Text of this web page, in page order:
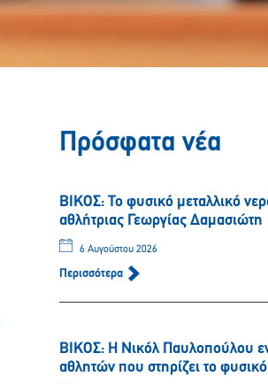
Πρόσφατα νέα
ΒΙΚΟΣ: Το φυσικό μεταλλικό
αθλήτριας Γεωργίας Δαμασιώτη
6 Αυγούστου 2026
Περισσότερα
ΒΙΚΟΣ: Η Νικόλ Παυλοπούλου
αθλητών που στηρίζει το